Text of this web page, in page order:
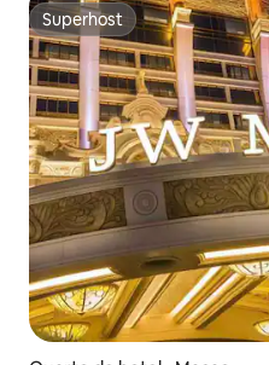
Superhost
Superhost